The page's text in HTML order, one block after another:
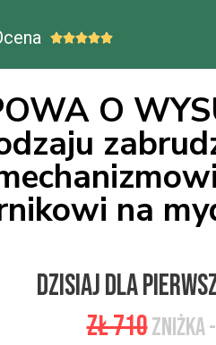

O
na
dzisiaj dla
zł 710zniżka